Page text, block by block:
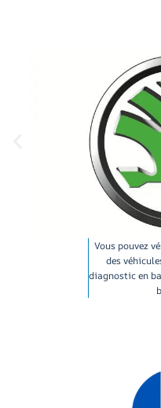
Vous pouvez
des
diagnostic en